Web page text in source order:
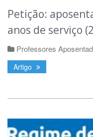
Petição:
anos de serviço
Professores
Artigo